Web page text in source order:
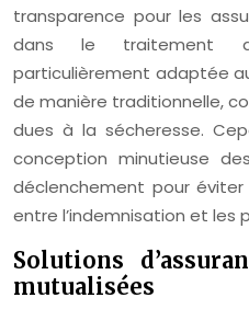
transparence pour les
dans le traitement
particulièrement adaptée
de manière traditionnelle,
dues à la sécheresse.
conception minutieuse
déclenchement pour
entre l’indemnisation et les
Solutions
mutualisées